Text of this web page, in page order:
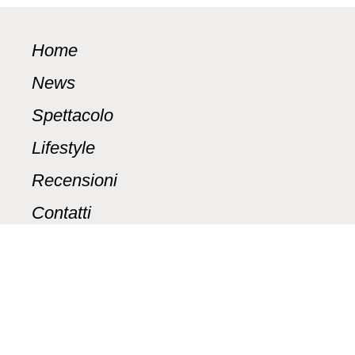
Home
News
Spettacolo
Lifestyle
Recensioni
Contatti
WhatsApp